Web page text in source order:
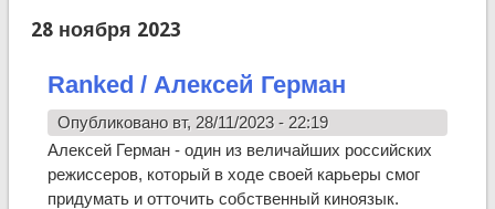
28 ноября 2023
Ranked / Алексей Герман
Опубликовано вт, 28/11/2023 - 22:19
Алексей Герман - один из величайших российских
режиссеров, который в ходе своей карьеры смог
придумать и отточить собственный киноязык.